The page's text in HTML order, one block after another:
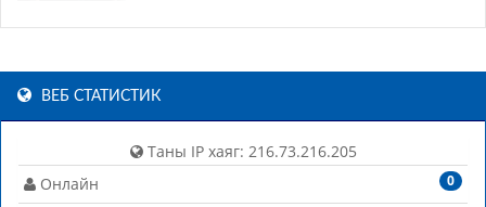
ВЕБ СТАТИСТИК
Таны IP хаяг: 216.73.216.205
0
Онлайн